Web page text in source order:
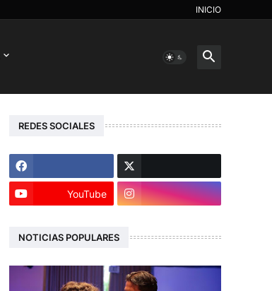
INICIO
REDES SOCIALES
YouTube
NOTICIAS POPULARES